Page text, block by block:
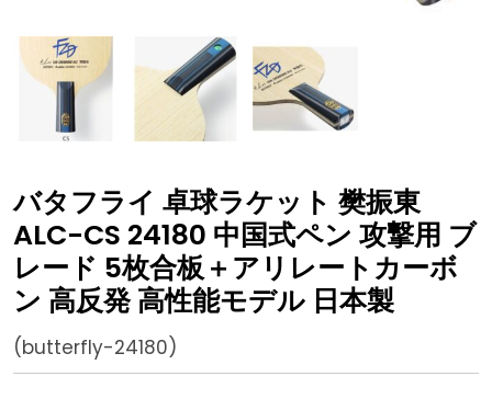
バタフライ 卓球ラケット 樊振東
ALC-CS 24180 中国式ペン 攻撃用 ブ
レード 5枚合板＋アリレートカーボ
ン 高反発 高性能モデル 日本製
(butterfly-24180)